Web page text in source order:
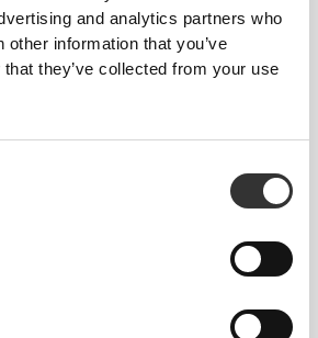
and analytics partners who
other information that you’ve
they’ve collected from your use